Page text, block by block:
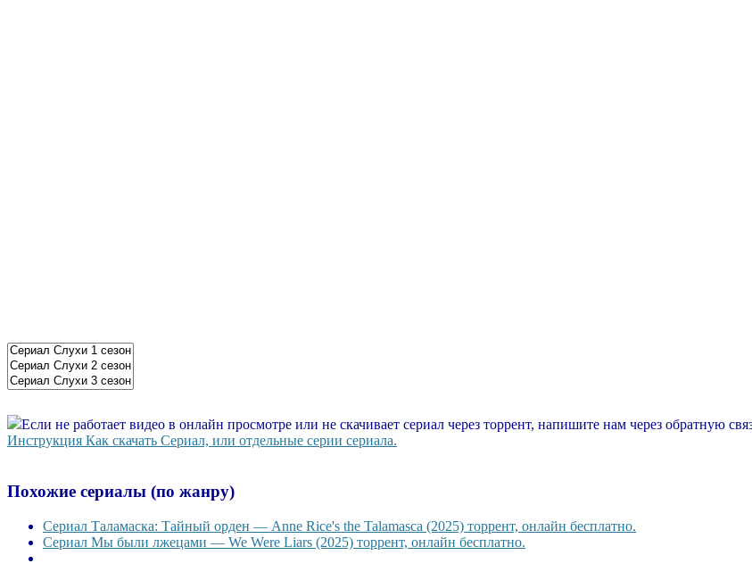
Если не работает видео в онлайн просмотре или не скачивает сериал через торрент, напишите нам через обратную
Инструкция Как скачать Сериал, или отдельные серии сериала.
Похожие сериалы (по жанру)
Сериал Таламаска: Тайный орден — Anne Rice's the Talamasca (2025) торрент, онлайн бесплатно.
Сериал Мы были лжецами — We Were Liars (2025) торрент, онлайн бесплатно.